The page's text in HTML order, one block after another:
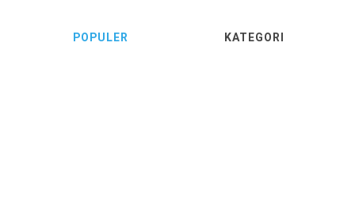
POPULER KATEGORI